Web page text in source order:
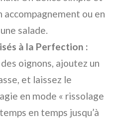
ou en
salade.
à la Perfection :
oignons, ajoutez un
et laissez le
en mode « rissolage
en temps jusqu’à